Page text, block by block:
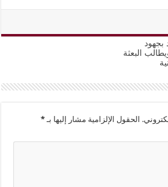
البعثة
الحقول الإلزامية مشار إليها بـ*